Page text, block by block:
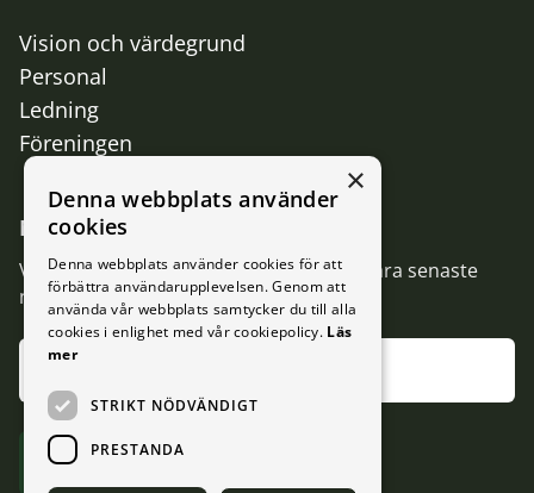
Vision och värdegrund
Personal
Ledning
Föreningen
Missa inget
Vi vill gärna hålla dig uppdaterad med våra senaste
nyheter och nyttig information
×
Denna webbplats använder
cookies
Denna webbplats använder cookies för att
förbättra användarupplevelsen. Genom att
använda vår webbplats samtycker du till alla
cookies i enlighet med vår cookiepolicy. Läs
mer
STRIKT NÖDVÄNDIGT
PRESTANDA